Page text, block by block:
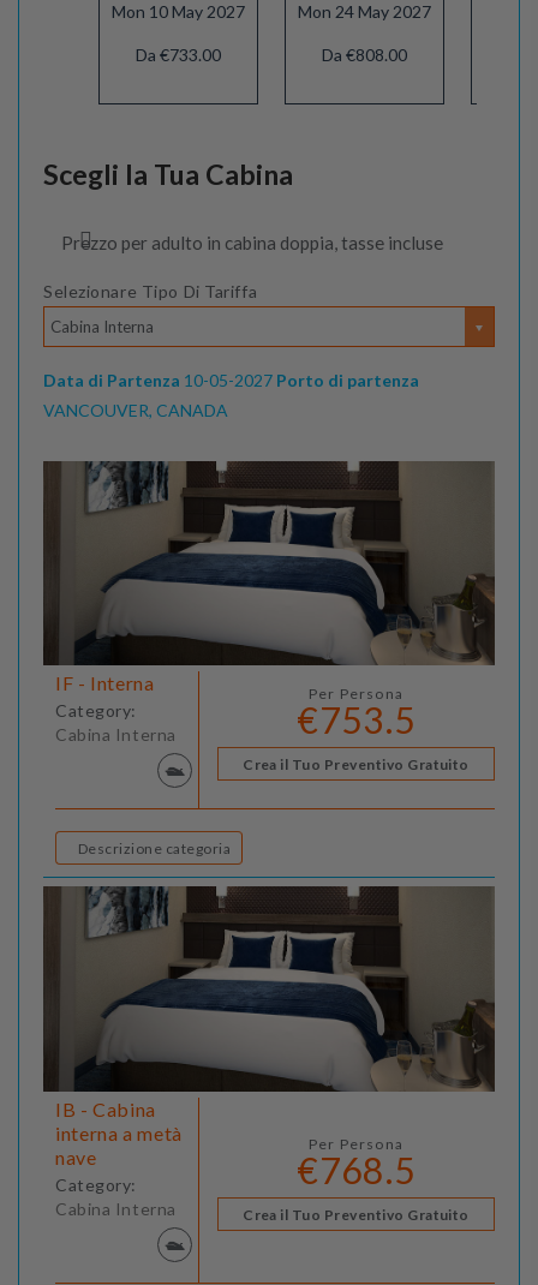
Mon 10 May 2027
Da €733.00
Mon 24 May 2027
Da €808.00
Scegli la Tua Cabina
Prezzo per adulto in cabina doppia, tasse incluse
Selezionare Tipo Di Tariffa
Cabina Interna
Data di Partenza 10-05-2027 Porto di partenza
VANCOUVER, CANADA
IF - Interna
Category:
Cabina Interna
Per Persona
€753.5
Crea il Tuo Preventivo Gratuito
Descrizione categoria
IB - Cabina
interna a metà
nave
Category:
Cabina Interna
Per Persona
€768.5
Crea il Tuo Preventivo Gratuito